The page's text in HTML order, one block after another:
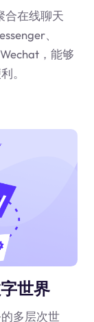
合在线聊天
、
，能够
。
世界
多层次世